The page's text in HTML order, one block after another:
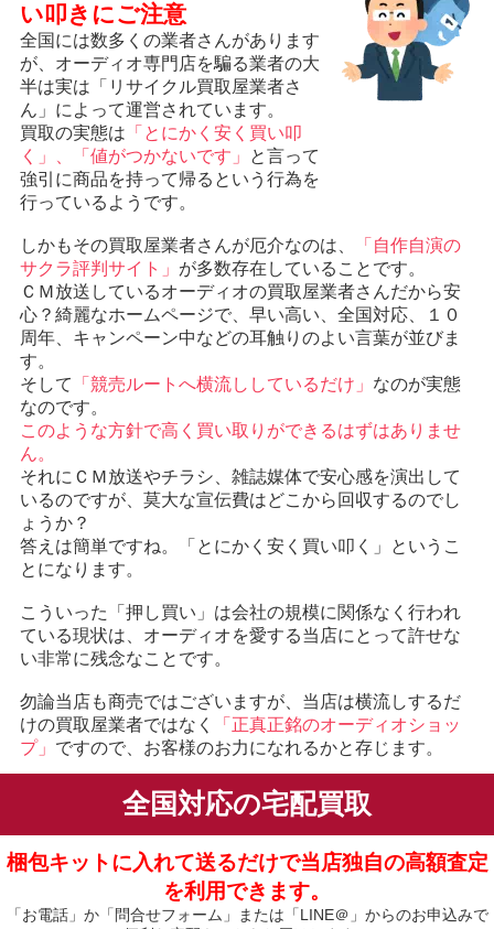
い叩きにご注意
全国には数多くの業者さんがあります
が、オーディオ専門店を騙る業者の大
半は実は「リサイクル買取屋業者さ
ん」によって運営されています。
買取の実態は 「とにかく安く買い叩
く」、「値がつかないです」
と言って
強引に商品を持って帰るという行為を
行っているようです。
しかもその買取屋業者さんが厄介なのは、
「自作自演の
サクラ評判サイト」 が多数存在していることです。
ＣＭ放送しているオーディオの買取屋業者さんだから安
心？綺麗なホームページで、早い高い、全国対応、１０
周年、キャンペーン中などの耳触りのよい言葉が並びま
す。
そして
「競売ルートへ横流ししているだけ」 なのが実態
なのです。
このような方針で高く買い取りができるはずはありませ
ん。
それにＣＭ放送やチラシ、雑誌媒体で安心感を演出して
いるのですが、莫大な宣伝費はどこから回収するのでし
ょうか？
答えは簡単ですね。「とにかく安く買い叩く」というこ
とになります。
こういった「押し買い」は会社の規模に関係なく行われ
ている現状は、オーディオを愛する当店にとって許せな
い非常に残念なことです。
勿論当店も商売ではございますが、当店は横流しするだ
けの買取屋業者ではなく
「正真正銘のオーディオショッ
プ」 ですので、お客様のお力になれるかと存じます。
全国対応の宅配買取
梱包キットに入れて送るだけで当店独自の高額査定
を利用できます。
「お電話」か「問合せフォーム」または「LINE＠」からのお申込みで